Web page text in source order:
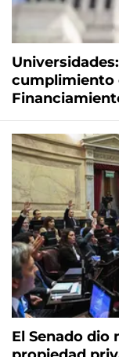
cumplimiento
El Senado dio